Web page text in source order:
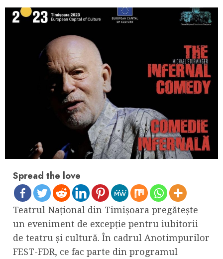
Spread the love
Teatrul Național din Timișoara pregătește
un eveniment de excepție pentru iubitorii
de teatru și cultură. În cadrul Anotimpurilor
FEST-FDR, ce fac parte din programul